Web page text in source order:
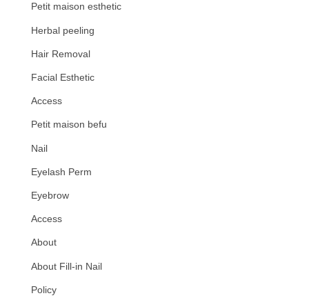
Petit maison esthetic
Herbal peeling
Hair Removal
Facial Esthetic
Access
Petit maison befu
Nail
Eyelash Perm
Eyebrow
Access
About
About Fill-in Nail
Policy